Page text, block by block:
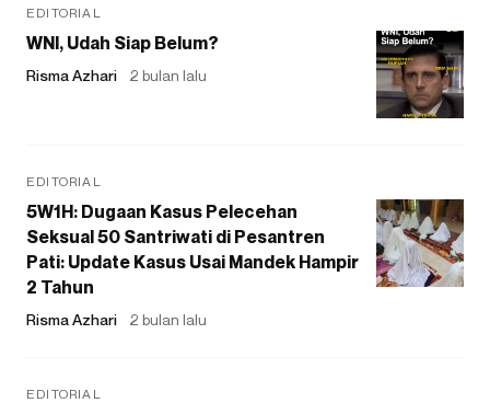
EDITORIAL
WNI, Udah Siap Belum?
Risma Azhari 2 bulan lalu
EDITORIAL
5W1H: Dugaan Kasus Pelecehan
Seksual 50 Santriwati di Pesantren
Pati: Update Kasus Usai Mandek Hampir
2 Tahun
Risma Azhari 2 bulan lalu
EDITORIAL